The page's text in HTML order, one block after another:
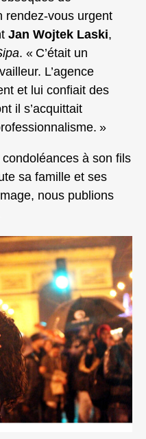
rendez‑vous urgent
Jan Wojtek Laski,
. « C’était un
L’agence
et lui confiait des
il s’acquittait
»
à son fils
sa famille et ses
nous publions